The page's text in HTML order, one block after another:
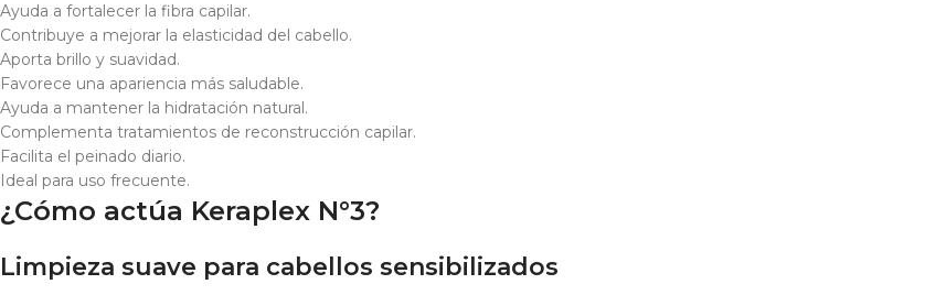
Ayuda a fortalecer la fibra capilar.
Contribuye a mejorar la elasticidad del cabello.
Aporta brillo y suavidad.
Favorece una apariencia más saludable.
Ayuda a mantener la hidratación natural.
Complementa tratamientos de reconstrucción capilar.
Facilita el peinado diario.
Ideal para uso frecuente.
¿Cómo actúa Keraplex N°3?
Limpieza suave para cabellos sensibilizados